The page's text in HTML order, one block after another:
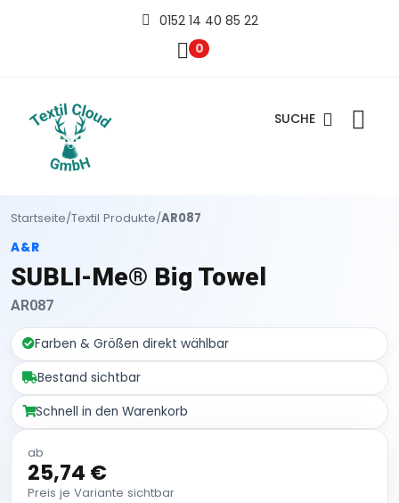
0152 14 40 85 22
0
SUCHE
Startseite/Textil Produkte/AR087
A&R
SUBLI-Me® Big Towel
AR087
Farben & Größen direkt wählbar
Bestand sichtbar
Schnell in den Warenkorb
ab
25,74 €
Preis je Variante sichtbar